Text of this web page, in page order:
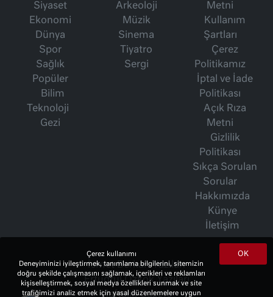
Siyaset
Ekonomi
Dünya
Spor
Sağlık
Popüler
Bilim
Teknoloji
Gezi
Arkeoloji
Müzik
Sinema
Tiyatro
Sergi
Metni
Kullanım
Şartları
Çerez
Politikamız
İptal ve İade
Politikası
Açık Rıza
Metni
Gizlilik
Politikası
Sıkça Sorulan
Sorular
Hakkımızda
Künye
İletişim
İsmet Berkan Yazıları
Ertuğrul Özkök Yazıları
Haftalık Gazete
OK
Çerez kullanımı
Deneyiminizi iyileştirmek, tanımlama bilgilerini, sitemizin
doğru şekilde çalışmasını sağlamak, içerikleri ve reklamları
kişiselleştirmek, sosyal medya özellikleri sunmak ve site
trafiğimizi analiz etmek için yasal düzenlemelere uygun